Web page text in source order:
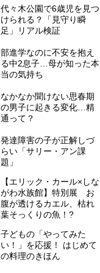
代々木公園で6歳児を見つ
けられる？「見守り瞬
足」リアル検証
部進学なのに不安を抱え
る中2息子…母が知った本
当の気持ち
なかなか聞けない思春期
の男子に起きる変化…精
通って？
発達障害の子が正解しづ
らい「サリー・アン課
題」
【エリック・カール×しな
がわ水族館】特別展 お
腹が透けるカエル、枯れ
葉そっくりの魚！?
子どもの「やってみた
い！」を応援！ はじめて
の料理のきほん